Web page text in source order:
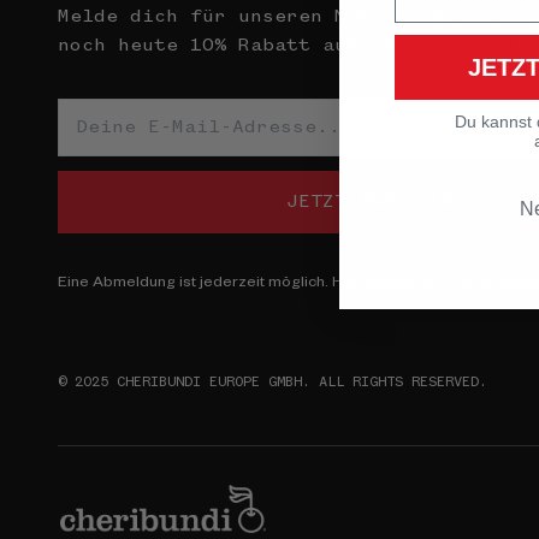
Melde dich für unseren Newsletter an
noch heute 10% Rabatt auf deine erste
JETZT ANMELDEN
Eine Abmeldung ist jederzeit möglich. Hier findest du unsere
© 2025 CHERIBUNDI EUROPE GMBH. ALL RIGHTS RESERVED.
Du kannst